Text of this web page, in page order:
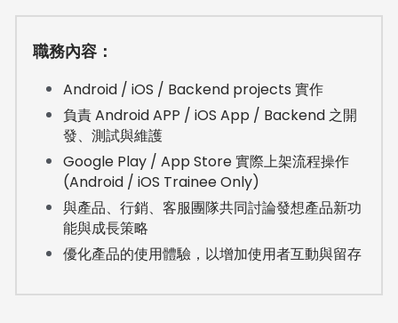
職務內容：
Android / iOS / Backend projects 實作
負責 Android APP / iOS App / Backend 之開
發、測試與維護
Google Play / App Store 實際上架流程操作
(Android / iOS Trainee Only)
與產品、行銷、客服團隊共同討論發想產品新功
能與成長策略
優化產品的使用體驗，以增加使用者互動與留存